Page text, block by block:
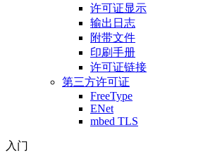
许可证显示
输出日志
附带文件
印刷手册
许可证链接
第三方许可证
FreeType
ENet
mbed TLS
入门